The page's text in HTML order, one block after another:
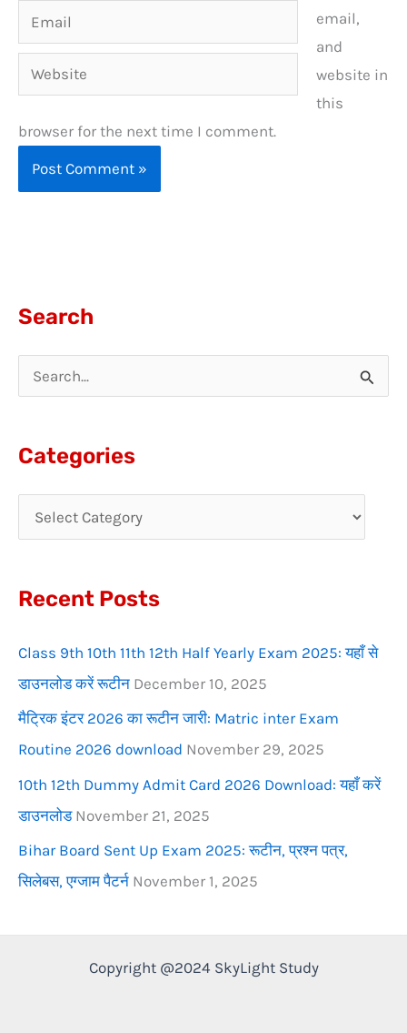
Email
Website
email,
and
website in
this
browser for the next time I comment.
Search
h
o
:
Categories
Recent Posts
Class 9th 10th 11th 12th Half Yearly Exam 2025: यहाँ से
डाउनलोड करें रूटीन December 10, 2025
मैट्रिक इंटर 2026 का रूटीन जारी: Matric inter Exam
Routine 2026 download November 29, 2025
10th 12th Dummy Admit Card 2026 Download: यहाँ करें
डाउनलोड November 21, 2025
Bihar Board Sent Up Exam 2025: रूटीन, प्रश्न पत्र,
सिलेबस, एग्जाम पैटर्न November 1, 2025
Copyright @2024 SkyLight Study